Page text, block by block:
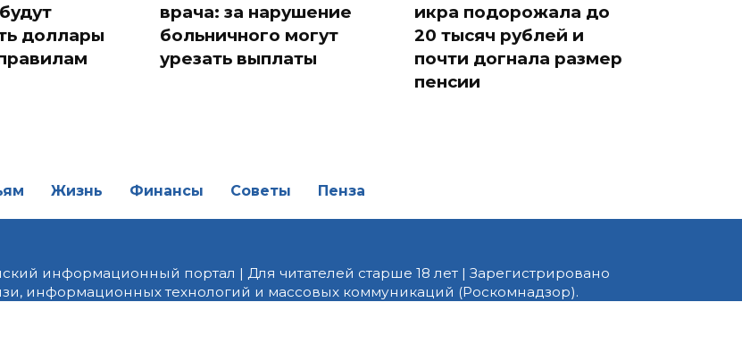
доллары
врача: за нарушение
больничного могут
урезать выплаты
икра подорожала до
20 тысяч рублей и
почти догнала размер
пенсии
Жизнь Финансы Советы Пенза
информационный портал | Для читателей старше 18 лет | Зарегистрировано
информационных технологий и массовых коммуникаций (Роскомнадзор).